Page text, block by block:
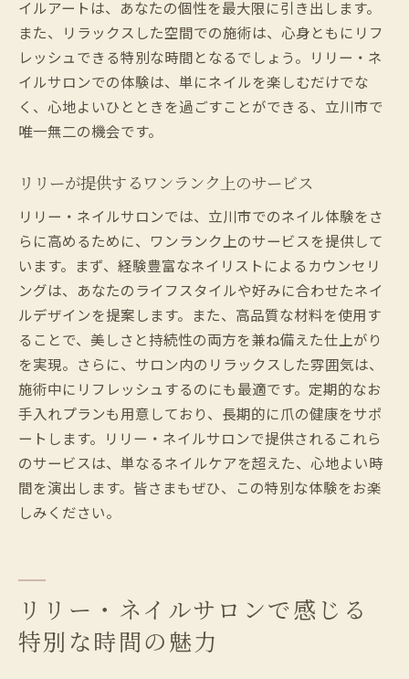
イルアートは、あなたの個性を最大限に引き出します。
また、リラックスした空間での施術は、心身ともにリフ
レッシュできる特別な時間となるでしょう。リリー・ネ
イルサロンでの体験は、単にネイルを楽しむだけでな
く、心地よいひとときを過ごすことができる、立川市で
唯一無二の機会です。
リリーが提供するワンランク上のサービス
リリー・ネイルサロンでは、立川市でのネイル体験をさ
らに高めるために、ワンランク上のサービスを提供して
います。まず、経験豊富なネイリストによるカウンセリ
ングは、あなたのライフスタイルや好みに合わせたネイ
ルデザインを提案します。また、高品質な材料を使用す
ることで、美しさと持続性の両方を兼ね備えた仕上がり
を実現。さらに、サロン内のリラックスした雰囲気は、
施術中にリフレッシュするのにも最適です。定期的なお
手入れプランも用意しており、長期的に爪の健康をサポ
ートします。リリー・ネイルサロンで提供されるこれら
のサービスは、単なるネイルケアを超えた、心地よい時
間を演出します。皆さまもぜひ、この特別な体験をお楽
しみください。
リリー・ネイルサロンで感じる
特別な時間の魅力